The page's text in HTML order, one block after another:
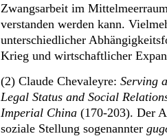
Zwangsarbeit im
verstanden werden kann.
unterschiedlicher
Krieg und wirtschaftlicher
(2) Claude Chevaleyre: Serving
Legal Status and Social
Imperial China (170-203). Der
soziale Stellung sogenannter